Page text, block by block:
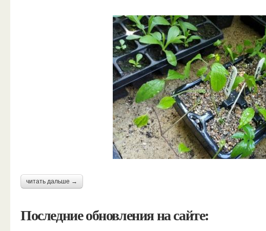
читать дальше →
Последние обновления на сайте: